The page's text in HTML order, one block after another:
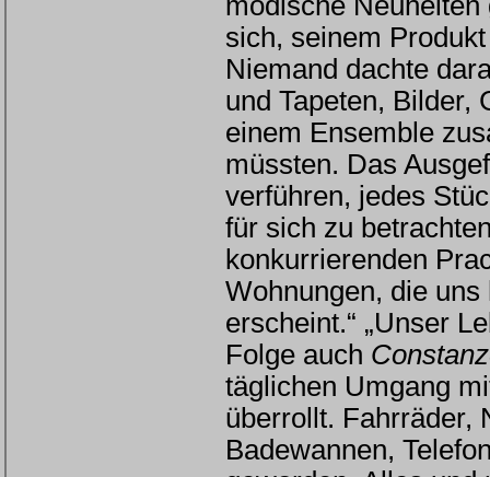
sich, seinem
Niemand dachte
und Tapeten, Bilder,
einem Ensemble
müssten. Das
verführen, jedes
für sich zu
konkurrierenden
Wohnungen, die
erscheint.“ „Unser
Folge auch
täglichen Umgang
überrollt. Fahrräder,
Badewannen,